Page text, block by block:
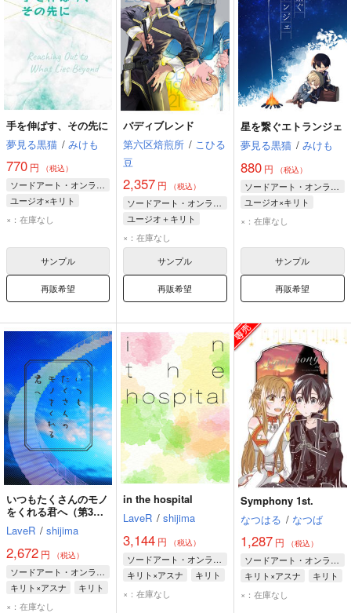
手を伸ばす、その先に
夢見る黒猫 / みけも
770 円 （税込）
ソードアート・オンライン
ユージオ×キリト
ユージオ
×：在庫なし
サンプル
再販希望
バディブレンド
第六区焙煎所 / こひる
豆
2,357 円 （税込）
ソードアート・オンライン
ユージオ＋キリト
キリト
ユージオ
×：在庫なし
サンプル
再販希望
星を繋ぐエトランジェ
夢見る黒猫 / みけも
880円 （税込）
ソードアート・オンライン
ユージオ×キリト
ユージオ
×：在庫なし
サンプル
再販希望
いつもたくさんのモノ
をくれる君へ（第3
版）
LaveR / shijima
2,672 円 （税込）
ソードアート・オンライン
キリト×アスナ
キリト
アスナ
×：在庫なし
in the hospital
LaveR / shijima
3,144 円 （税込）
ソードアート・オンライン
キリト×アスナ
キリト
アスナ
×：在庫なし
Symphony 1st.
なつはる / なつば
1,287円 （税込）
ソードアート・オンライン
キリト×アスナ
キリト
アスナ
×：在庫なし